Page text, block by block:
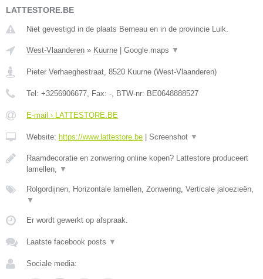
LATTESTORE.BE
Niet gevestigd in de plaats Berneau en in de provincie Luik.
West-Vlaanderen » Kuurne Google maps ▼
Pieter Verhaeghestraat 8520 Kuurne (West-Vlaanderen)
Tel: +3256906677 , Fax: - , BTW-nr: BE0648888527
E-mail › LATTESTORE.BE
Website: https://www.lattestore.be Screenshot ▼
Raamdecoratie en zonwering online kopen? Lattestore produceert
lamellen,
▼
Rolgordijnen, Horizontale lamellen, Zonwering, Verticale jaloezieën,
▼
Er wordt gewerkt op afspraak.
Laatste facebook posts ▼
Sociale media: